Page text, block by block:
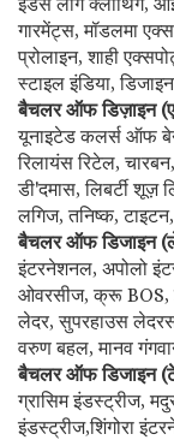
गारमेंट्स, मॉडलमा
प्रोलाइन, शाही
स्टाइल इंडिया,
बैचलर ऑफ डिज़ाइन
यूनाइटेड कलर्स ऑफ
रिलायंस रिटेल,
डी'दमास, लिबर्टी शूज़
लगिज, तनिष्क,
बैचलर ऑफ डिजाइन
इंटरनेशनल, अपोलो
ओवरसीज, क्रू BOS,
लेदर, सुपरहाउस लेदरस
वरुण बहल, मानव
बैचलर ऑफ डिजाइन
ग्रासिम इंडस्ट्रीज,
इंडस्ट्रीज,शिंगोरा